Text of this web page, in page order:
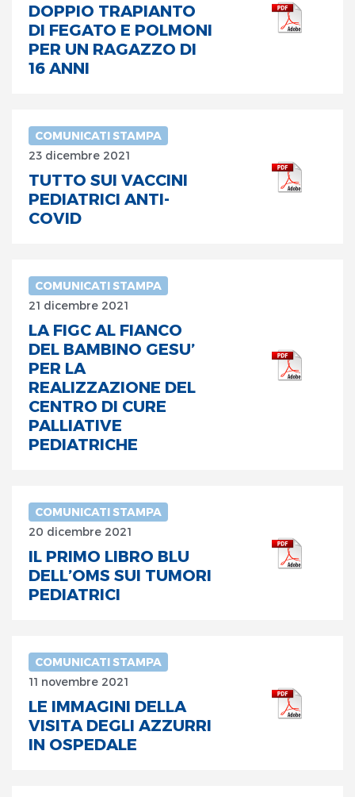
DOPPIO TRAPIANTO
DI FEGATO E POLMONI
PER UN RAGAZZO DI
16 ANNI
COMUNICATI STAMPA
23 dicembre 2021
TUTTO SUI VACCINI
PEDIATRICI ANTI-
COVID
COMUNICATI STAMPA
21 dicembre 2021
LA FIGC AL FIANCO
DEL BAMBINO GESU’
PER LA
REALIZZAZIONE DEL
CENTRO DI CURE
PALLIATIVE
PEDIATRICHE
COMUNICATI STAMPA
20 dicembre 2021
IL PRIMO LIBRO BLU
DELL’OMS SUI TUMORI
PEDIATRICI
COMUNICATI STAMPA
11 novembre 2021
LE IMMAGINI DELLA
VISITA DEGLI AZZURRI
IN OSPEDALE